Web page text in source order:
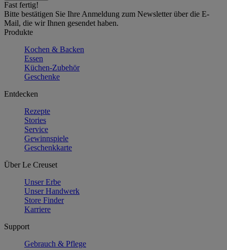
Fast fertig!
Bitte bestätigen Sie Ihre Anmeldung zum Newsletter über die E-
Mail, die wir Ihnen gesendet haben.
Produkte
Kochen & Backen
Essen
Küchen-Zubehör
Geschenke
Entdecken
Rezepte
Stories
Service
Gewinnspiele
Geschenkkarte
Über Le Creuset
Unser Erbe
Unser Handwerk
Store Finder
Karriere
Support
Gebrauch & Pflege